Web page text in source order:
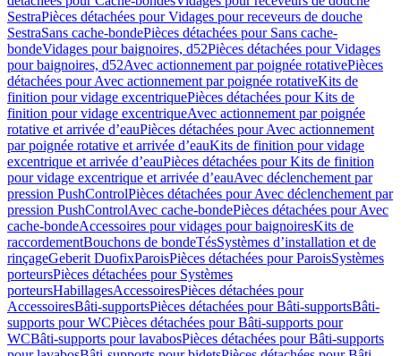
SestraPièces détachées pour Vidages pour receveurs de douche
SestraSans cache-bondePièces détachées pour Sans cache-
bondeVidages pour baignoires, d52Pièces détachées pour Vidages
pour baignoires, d52Avec actionnement par poignée rotativePièces
détachées pour Avec actionnement par poignée rotativeKits de
finition pour vidage excentriquePièces détachées pour Kits de
finition pour vidage excentriqueAvec actionnement par poignée
rotative et arrivée d’eauPièces détachées pour Avec actionnement
par poignée rotative et arrivée d’eauKits de finition pour vidage
excentrique et arrivée d’eauPièces détachées pour Kits de finition
pour vidage excentrique et arrivée d’eauAvec déclenchement par
pression PushControlPièces détachées pour Avec déclenchement par
pression PushControlAvec cache-bondePièces détachées pour Avec
cache-bondeAccessoires pour vidages pour baignoiresKits de
raccordementBouchons de bondeTésSystèmes d’installation et de
rinçageGeberit DuofixParoisPièces détachées pour ParoisSystèmes
porteursPièces détachées pour Systèmes
porteursHabillagesAccessoiresPièces détachées pour
AccessoiresBâti-supportsPièces détachées pour Bâti-supportsBâti-
supports pour WCPièces détachées pour Bâti-supports pour
WCBâti-supports pour lavabosPièces détachées pour Bâti-supports